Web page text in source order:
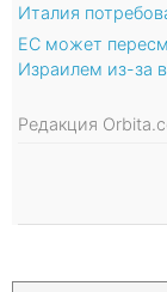
Италия
ЕС может
Израилем из-за
Редакция